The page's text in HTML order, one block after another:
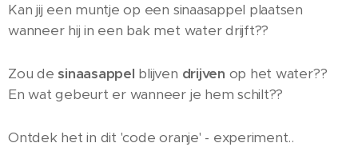
Kan jij een muntje op een sinaasappel plaatsen
wanneer hij in een bak met water drijft??
Zou desinaasappel blijven drijven op het water??
En wat gebeurt er wanneer je hem schilt??
Ontdek het in dit 'code oranje' - experiment..